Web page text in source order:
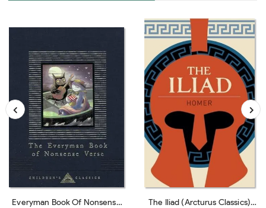
Everyman Book Of Nonsense
The Iliad (Arcturus Classics)